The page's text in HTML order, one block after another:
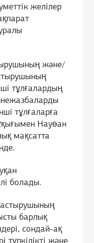
желілер
және/
тұлғалардың
тұлғаларға
Науөан
мақсатта
болады.
барлық
сондай-ақ